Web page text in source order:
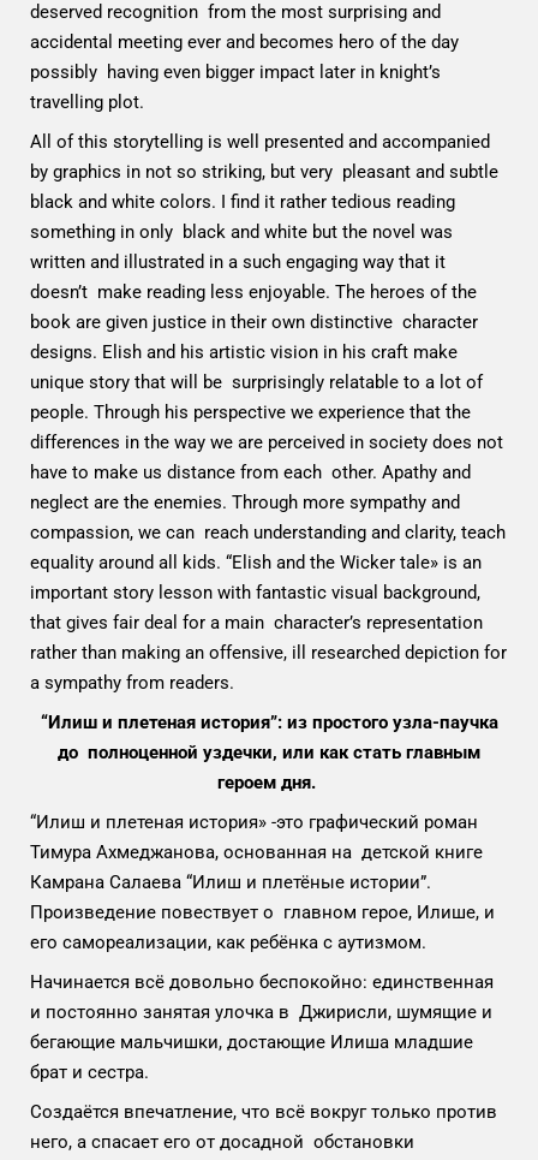
deserved recognition from the most surprising and
accidental meeting ever and becomes hero of the day
possibly having even bigger impact later in knight’s
travelling plot.
All of this storytelling is well presented and accompanied
by graphics in not so striking, but very pleasant and subtle
black and white colors. I find it rather tedious reading
something in only black and white but the novel was
written and illustrated in a such engaging way that it
doesn’t make reading less enjoyable. The heroes of the
book are given justice in their own distinctive character
designs. Elish and his artistic vision in his craft make
unique story that will be surprisingly relatable to a lot of
people. Through his perspective we experience that the
differences in the way we are perceived in society does not
have to make us distance from each other. Apathy and
neglect are the enemies. Through more sympathy and
compassion, we can reach understanding and clarity, teach
equality around all kids. “Elish and the Wicker tale» is an
important story lesson with fantastic visual background,
that gives fair deal for a main character’s representation
rather than making an offensive, ill researched depiction for
a sympathy from readers.
“Илиш и плетеная история”: из простого узла-паучка
до полноценной уздечки, или как стать главным
героем дня.
“Илиш и плетеная история» -это графический роман
Тимура Ахмеджанова, основанная на детской книге
Камрана Салаева “Илиш и плетёные истории”.
Произведение повествует о главном герое, Илише, и
его самореализации, как ребёнка с аутизмом.
Начинается всё довольно беспокойно: единственная
и постоянно занятая улочка в Джирисли, шумящие и
бегающие мальчишки, достающие Илиша младшие
брат и сестра.
Создаётся впечатление, что всё вокруг только против
него, а спасает его от досадной обстановки